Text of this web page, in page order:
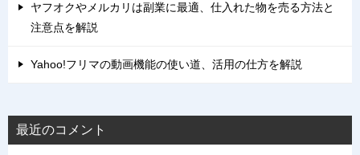
ヤフオクやメルカリは副業に最適、仕入れた物を売る方法と
注意点を解説
Yahoo!フリマの動画機能の使い道、活用の仕方を解説
最近のコメント